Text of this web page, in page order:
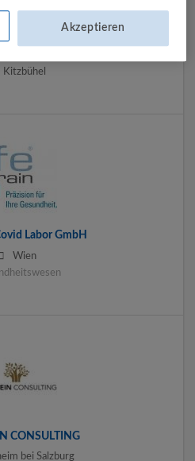
Kitzbühel
Labor GmbH
Wien
CONSULTING
bei Salzburg
Akzeptieren